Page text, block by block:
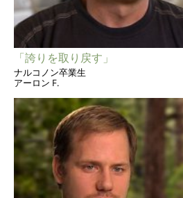
「誇りを取り戻す」
ナルコノン卒業生
アーロン F.